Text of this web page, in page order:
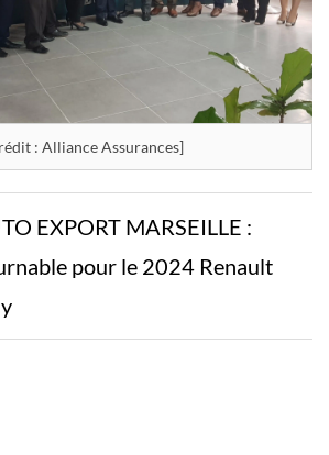
: Alliance Assurances]
EXPORT MARSEILLE :
pour le 2024 Renault